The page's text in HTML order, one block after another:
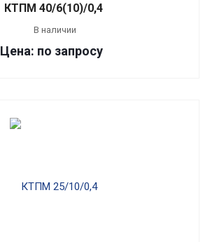
КТПМ 40/6(10)/0,4
В наличии
Цена: по запросу